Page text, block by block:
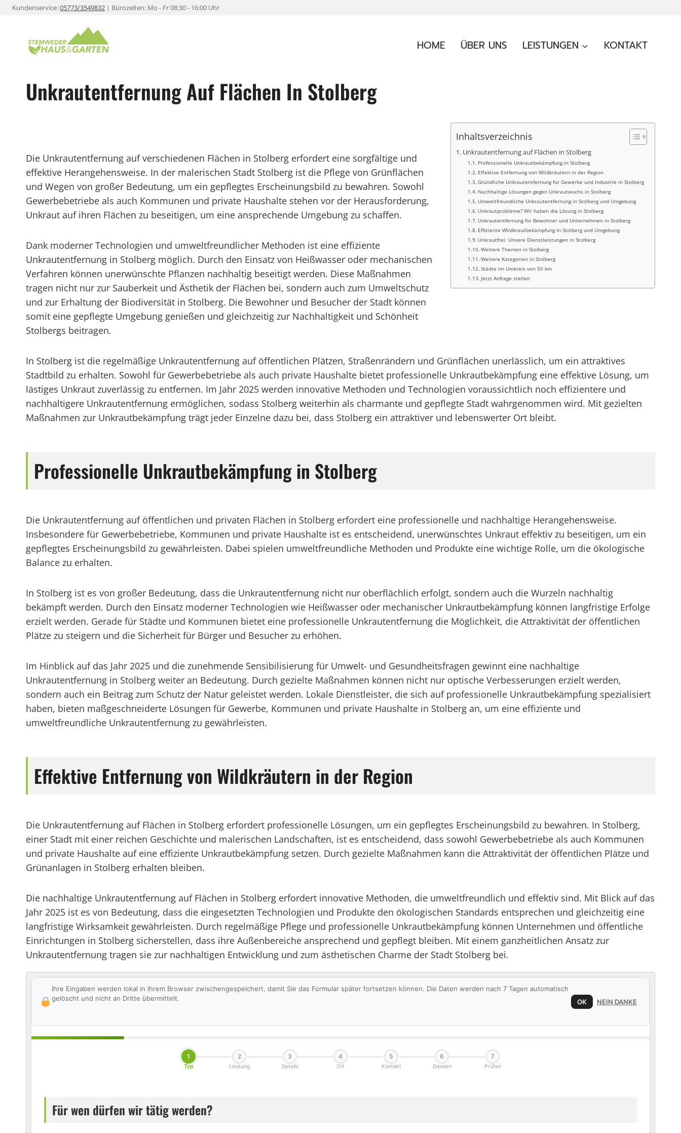
ZumKundenservice:05773/3549832 | Bürozeiten: Mo - Fr 08:30 - 16:00 Uhr
HOME ÜBER UNS LEISTUNGEN KONTAKT
Unkrautentfernung Auf Flächen In Stolberg
Inhaltsverzeichnis
Unkrautentfernung auf Flächen in Stolberg
Professionelle Unkrautbekämpfung in Stolberg
Effektive Entfernung von Wildkräutern in der Region
Gründliche Unkrautentfernung für Gewerbe und Industrie in Stolberg
Nachhaltige Lösungen gegen Unkrautwuchs in Stolberg
Umweltfreundliche Unkrautentfernung in Stolberg und Umgebung
Unkrautprobleme? Wir haben die Lösung in Stolberg
Unkrautentfernung für Bewohner und Unternehmen in Stolberg
Effiziente Wildkrautbekämpfung in Stolberg und Umgebung
Unkrautfrei: Unsere Dienstleistungen in Stolberg
Weitere Themen in Stolberg
Weitere Kategorien in Stolberg
Städte im Umkreis von 50 km
Jetzt Anfrage stellen
Die Unkrautentfernung auf verschiedenen Flächen in Stolberg erfordert eine sorgfältige und
effektive Herangehensweise. In der malerischen Stadt Stolberg ist die Pflege von Grünflächen
und Wegen von großer Bedeutung, um ein gepflegtes Erscheinungsbild zu bewahren. Sowohl
Gewerbebetriebe als auch Kommunen und private Haushalte stehen vor der Herausforderung,
Unkraut auf ihren Flächen zu beseitigen, um eine ansprechende Umgebung zu schaffen.
Dank moderner Technologien und umweltfreundlicher Methoden ist eine effiziente
Unkrautentfernung in Stolberg möglich. Durch den Einsatz von Heißwasser oder mechanischen
Verfahren können unerwünschte Pflanzen nachhaltig beseitigt werden. Diese Maßnahmen
tragen nicht nur zur Sauberkeit und Ästhetik der Flächen bei, sondern auch zum Umweltschutz
und zur Erhaltung der Biodiversität in Stolberg. Die Bewohner und Besucher der Stadt können
somit eine gepflegte Umgebung genießen und gleichzeitig zur Nachhaltigkeit und Schönheit
Stolbergs beitragen.
In Stolberg ist die regelmäßige Unkrautentfernung auf öffentlichen Plätzen, Straßenrändern und Grünflächen unerlässlich, um ein attraktives
Stadtbild zu erhalten. Sowohl für Gewerbebetriebe als auch private Haushalte bietet professionelle Unkrautbekämpfung eine effektive Lösung, um
lästiges Unkraut zuverlässig zu entfernen. Im Jahr 2025 werden innovative Methoden und Technologien voraussichtlich noch effizientere und
nachhaltigere Unkrautentfernung ermöglichen, sodass Stolberg weiterhin als charmante und gepflegte Stadt wahrgenommen wird. Mit gezielten
Maßnahmen zur Unkrautbekämpfung trägt jeder Einzelne dazu bei, dass Stolberg ein attraktiver und lebenswerter Ort bleibt.
Professionelle Unkrautbekämpfung in Stolberg
Die Unkrautentfernung auf öffentlichen und privaten Flächen in Stolberg erfordert eine professionelle und nachhaltige Herangehensweise.
Insbesondere für Gewerbebetriebe, Kommunen und private Haushalte ist es entscheidend, unerwünschtes Unkraut effektiv zu beseitigen, um ein
gepflegtes Erscheinungsbild zu gewährleisten. Dabei spielen umweltfreundliche Methoden und Produkte eine wichtige Rolle, um die ökologische
Balance zu erhalten.
In Stolberg ist es von großer Bedeutung, dass die Unkrautentfernung nicht nur oberflächlich erfolgt, sondern auch die Wurzeln nachhaltig
bekämpft werden. Durch den Einsatz moderner Technologien wie Heißwasser oder mechanischer Unkrautbekämpfung können langfristige Erfolge
erzielt werden. Gerade für Städte und Kommunen bietet eine professionelle Unkrautentfernung die Möglichkeit, die Attraktivität der öffentlichen
Plätze zu steigern und die Sicherheit für Bürger und Besucher zu erhöhen.
Im Hinblick auf das Jahr 2025 und die zunehmende Sensibilisierung für Umwelt- und Gesundheitsfragen gewinnt eine nachhaltige
Unkrautentfernung in Stolberg weiter an Bedeutung. Durch gezielte Maßnahmen können nicht nur optische Verbesserungen erzielt werden,
sondern auch ein Beitrag zum Schutz der Natur geleistet werden. Lokale Dienstleister, die sich auf professionelle Unkrautbekämpfung spezialisiert
haben, bieten maßgeschneiderte Lösungen für Gewerbe, Kommunen und private Haushalte in Stolberg an, um eine effiziente und
umweltfreundliche Unkrautentfernung zu gewährleisten.
Effektive Entfernung von Wildkräutern in der Region
Die Unkrautentfernung auf Flächen in Stolberg erfordert professionelle Lösungen, um ein gepflegtes Erscheinungsbild zu bewahren. In Stolberg,
einer Stadt mit einer reichen Geschichte und malerischen Landschaften, ist es entscheidend, dass sowohl Gewerbebetriebe als auch Kommunen
und private Haushalte auf eine effiziente Unkrautbekämpfung setzen. Durch gezielte Maßnahmen kann die Attraktivität der öffentlichen Plätze und
Grünanlagen in Stolberg erhalten bleiben.
Die nachhaltige Unkrautentfernung auf Flächen in Stolberg erfordert innovative Methoden, die umweltfreundlich und effektiv sind. Mit Blick auf das
Jahr 2025 ist es von Bedeutung, dass die eingesetzten Technologien und Produkte den ökologischen Standards entsprechen und gleichzeitig eine
langfristige Wirksamkeit gewährleisten. Durch regelmäßige Pflege und professionelle Unkrautbekämpfung können Unternehmen und öffentliche
Einrichtungen in Stolberg sicherstellen, dass ihre Außenbereiche ansprechend und gepflegt bleiben. Mit einem ganzheitlichen Ansatz zur
Unkrautentfernung tragen sie zur nachhaltigen Entwicklung und zum ästhetischen Charme der Stadt Stolberg bei.
Ihre Eingaben werden lokal in Ihrem Browser zwischengespeichert, damit Sie das Formular später fortsetzen können. Die Daten werden nach 7 Tagen automatisch
gelöscht und nicht an Dritte übermittelt.
OK NEIN DANKE
1
Typ
2
Leistung
3
Details
4
Ort
5
Kontakt
6
Dateien
7
Prüfen
Für wen dürfen wir tätig werden?